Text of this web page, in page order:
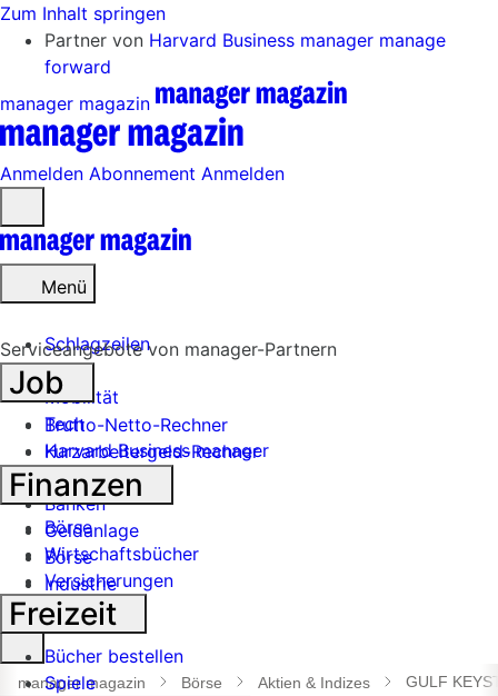
Zum Inhalt springen
Partner von Harvard Business manager manage
forward
manager magazin
Anmelden Abonnement Anmelden
öffnen
Menü
Schlagzeilen
Mobilität
Tech
Harvard Business manager
Handel
Banken
Geldanlage
Börse
Industrie
Suche
öffnen
manager magazin Börse Aktien & Indizes GULF
Serviceangebote von manager-Partnern
Job
Brutto-Netto-Rechner
Kurzarbeitergeld-Rechner
Finanzen
Börse
Wirtschaftsbücher
Versicherungen
Freizeit
Bücher bestellen
Spiele